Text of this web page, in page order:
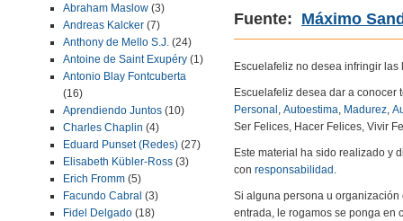
Abraham Maslow (3)
Andreas Kalcker (7)
Anthony de Mello S.J. (24)
Antoine de Saint Exupéry (1)
Antonio Blay Fontcuberta
(16)
Aprendiendo Juntos (10)
Charles Chaplin (4)
Eduard Punset (Redes) (27)
Elisabeth Kübler-Ross (3)
Erich Fromm (5)
Facundo Cabral (3)
Fidel Delgado (18)
Fuente: Máximo
Escuelafeliz no desea infringir
Escuelafeliz desea dar a
Personal , Autoestima, Madurez,
Ser Felices, Hacer Felices, Vivir
Este material ha sido realizado y
con responsabilidad .
Si alguna persona u
entrada, le rogamos se ponga en